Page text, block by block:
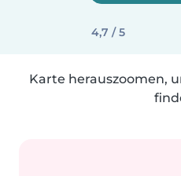
4,7 / 5
Karte herauszoomen,